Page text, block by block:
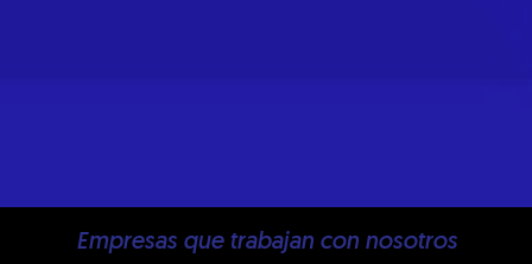
Empresas que trabajan con nosotros